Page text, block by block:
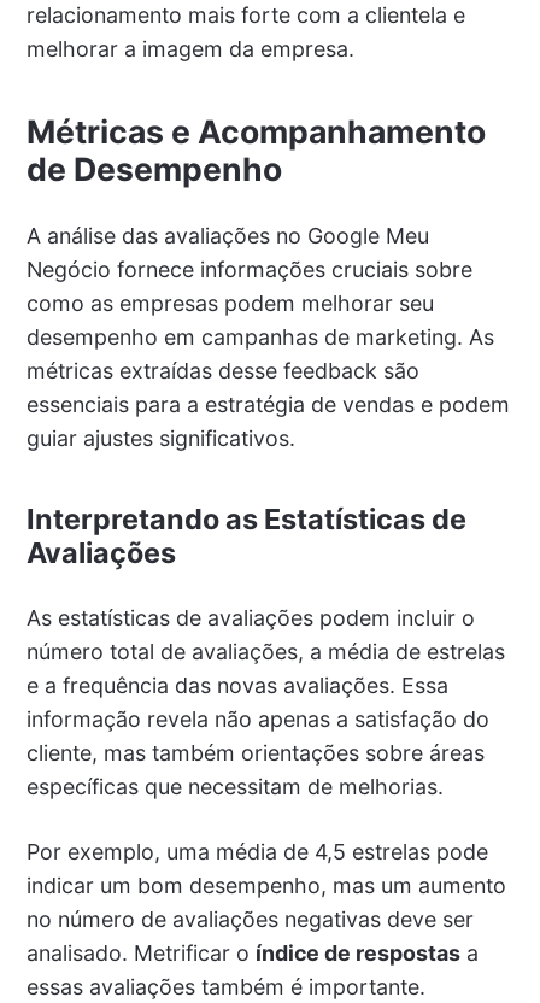
relacionamento mais forte com a clientela e
melhorar a imagem da empresa.
Métricas e Acompanhamento
de Desempenho
A análise das avaliações no Google Meu
Negócio fornece informações cruciais sobre
como as empresas podem melhorar seu
desempenho em campanhas de marketing. As
métricas extraídas desse feedback são
essenciais para a estratégia de vendas e podem
guiar ajustes significativos.
Interpretando as Estatísticas de
Avaliações
As estatísticas de avaliações podem incluir o
número total de avaliações, a média de estrelas
e a frequência das novas avaliações. Essa
informação revela não apenas a satisfação do
cliente, mas também orientações sobre áreas
específicas que necessitam de melhorias.
Por exemplo, uma média de 4,5 estrelas pode
indicar um bom desempenho, mas um aumento
no número de avaliações negativas deve ser
analisado. Metrificar o índice de respostasa
essas avaliações também é importante.